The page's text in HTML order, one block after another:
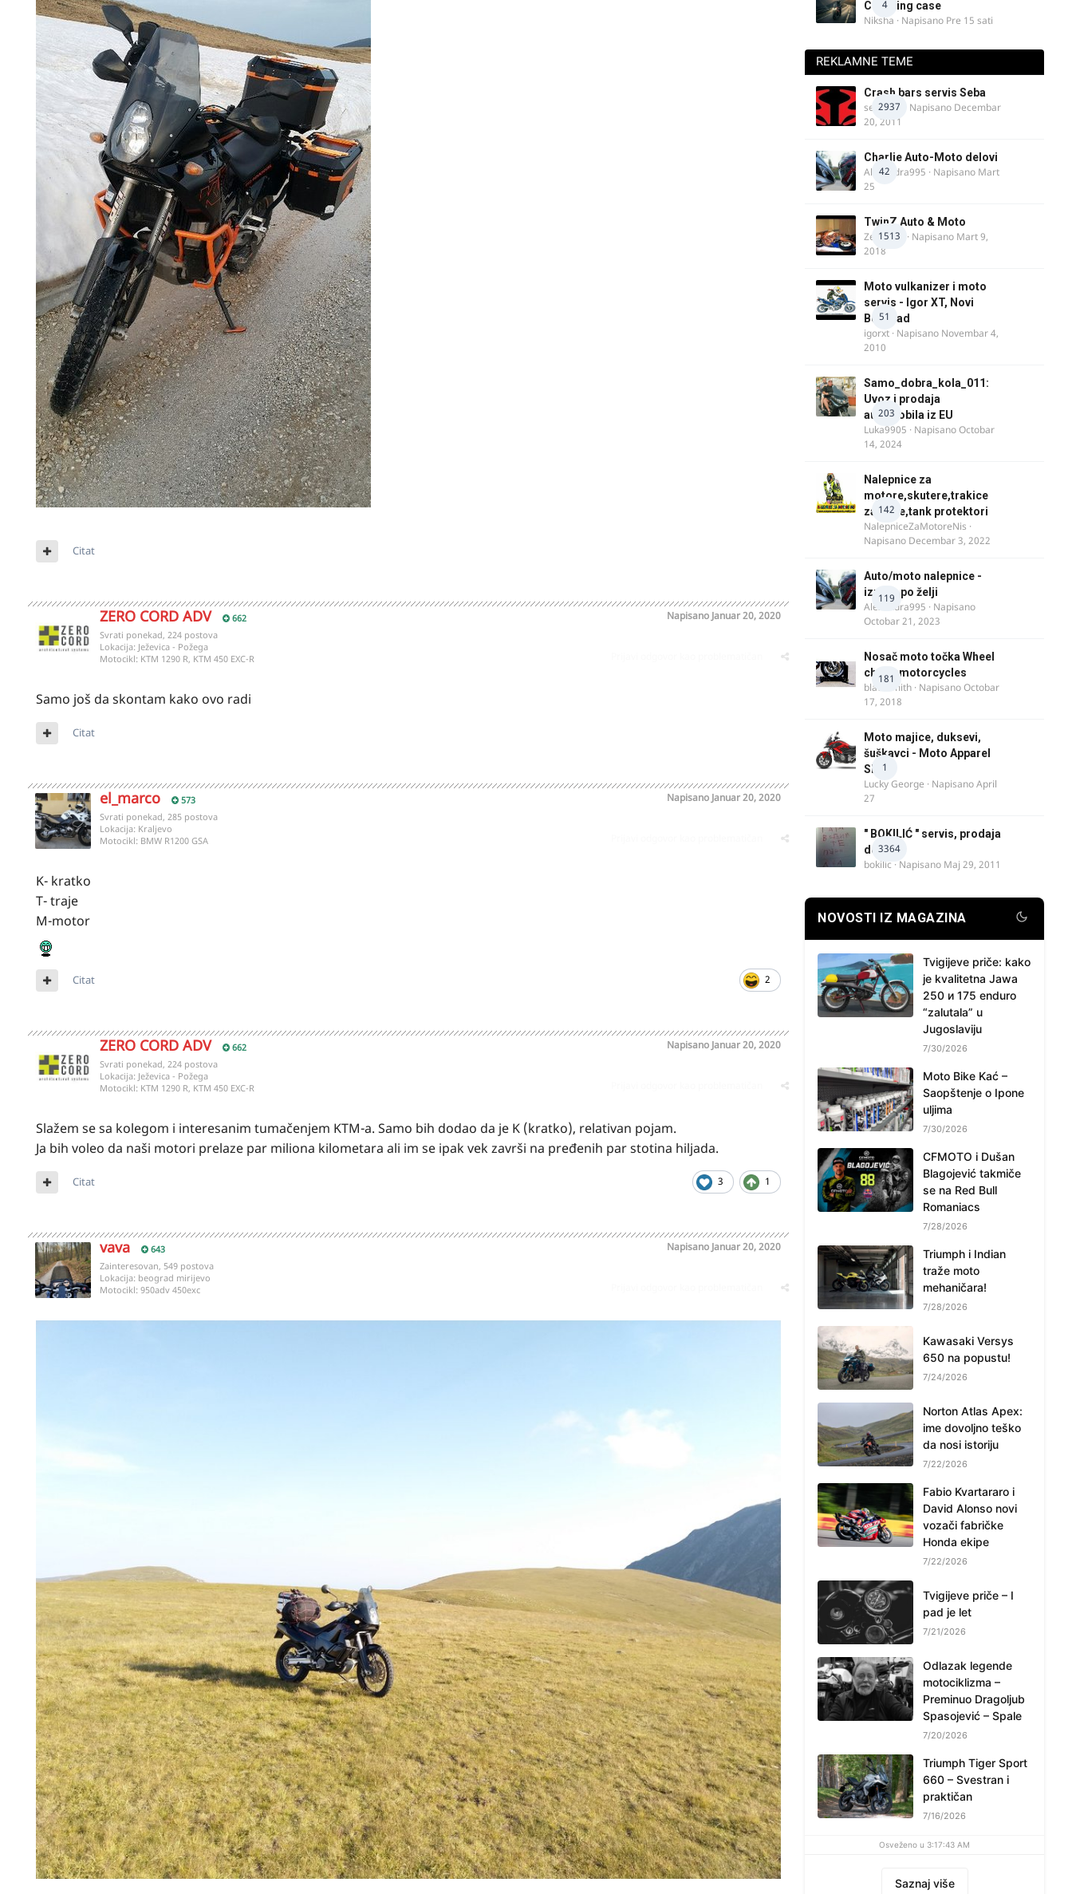
Citat
ZERO CORD ADV 662 Napisano Januar 20, 2020
Svrati ponekad, 224 postova
Lokacija: Ježevica - Požega
Motocikl: KTM 1290 R, KTM 450 EXC-R
Samo još da skontam kako ovo radi
Citat
el_marco 573 Napisano Januar 20, 2020
Svrati ponekad, 285 postova
Lokacija: Kraljevo
Motocikl: BMW R1200 GSA
K- kratko
T- traje
M-motor
2
Citat
ZERO CORD ADV 662 Napisano Januar 20, 2020
Svrati ponekad, 224 postova
Lokacija: Ježevica - Požega
Motocikl: KTM 1290 R, KTM 450 EXC-R
Slažem se sa kolegom i interesanim tumačenjem KTM-a. Samo bih dodao da je K (kratko), relativan pojam.
Ja bih voleo da naši motori prelaze par miliona kilometara ali im se ipak vek završi na pređenih par stotina hiljada.
3 1
Citat
vava 643 Napisano Januar 20, 2020
Zainteresovan, 549 postova
Lokacija: beograd mirijevo
Motocikl: 950adv 450exc
4
Charging case
Niksha · Napisano Pre 15 sati
REKLAMNE TEME
2937
Crash bars servis Seba
seba011 · Napisano Decembar
20, 2011
42
Charlie Auto-Moto delovi
Alexandra995 · Napisano Mart
25
1513
TwinZ Auto & Moto
Zeljkamp · Napisano Mart 9,
2018
51
Moto vulkanizer i moto
servis - Igor XT, Novi
Beograd
igorxt · Napisano Novembar 4,
2010
203
Samo_dobra_kola_011:
Uvoz i prodaja
automobila iz EU
Luka9905 · NapisanoOctobar
14, 2024
142
Nalepnice za
motore,skutere,trakice
za felne,tank protektori
NalepniceZaMotoreNis ·
Napisano Decembar 3, 2022
119
Auto/moto nalepnice -
izrada po želji
Alexandra995 · Napisano
Octobar 21, 2023
181
Nosač moto točka Wheel
chock motorcycles
blacksmith · NapisanoOctobar
17, 2018
1
Moto majice, duksevi,
šuškavci - Moto Apparel
SRB
Lucky George · NapisanoApril
27
3364
" BOKILIĆ " servis, prodaja
delova
bokilic · Napisano Maj 29, 2011
NOVOSTI IZ MAGAZINA
Tvigijeve priče: kako
je kvalitetna Jawa
250 и 175 enduro
“zalutala” u
Jugoslaviju
7/30/2026
Moto Bike Kać –
Saopštenje o Ipone
uljima
7/30/2026
CFMOTO i Dušan
Blagojević takmiče
se na Red Bull
Romaniacs
7/28/2026
Triumph i Indian
traže moto
mehaničara!
7/28/2026
Kawasaki Versys
650 na popustu!
7/24/2026
Norton Atlas Apex:
ime dovoljno teško
da nosi istoriju
7/22/2026
Fabio Kvartararo i
David Alonso novi
vozači fabričke
Honda ekipe
7/22/2026
Tvigijeve priče – I
pad je let
7/21/2026
Odlazak legende
motociklizma –
Preminuo Dragoljub
Spasojević – Spale
7/20/2026
Triumph Tiger Sport
660 – Svestran i
praktičan
7/16/2026
Osveženo u 3:17:43 AM
Saznaj više